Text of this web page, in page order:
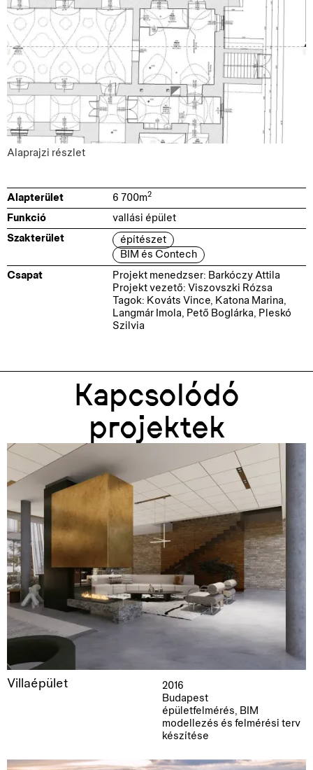
Alaprajzi részlet
Alapterület 6 700m2
Funkció vallási épület
Szakterület
építészet
BIM és Contech
Csapat
Projekt menedzser: Barkóczy Attila
Projekt vezető: Viszovszki Rózsa
Tagok: Kováts Vince, Katona Marina,
Langmár Imola, Pető Boglárka, Pleskó
Szilvia
Kapcsolódó
projektek
Villaépület
2016
Budapest
épületfelmérés, BIM
modellezés és felmérési terv
készítése